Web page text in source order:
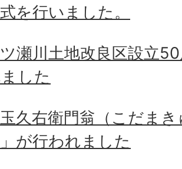
を行いました。
ツ瀬川土地改良区設立
した
玉久右衛門翁（こだま
が行われました